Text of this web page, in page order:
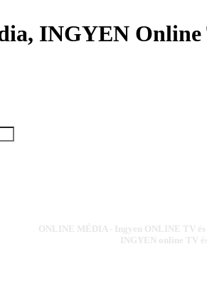
INGYEN Online
ONLINE MÉDIA - Ingyen ONLINE TV
INGYEN online TV